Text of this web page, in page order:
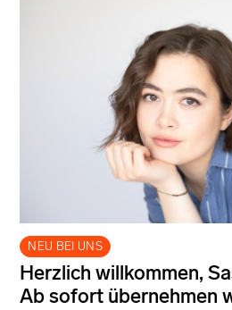
NEU BEI UNS
Herzlich willkommen,
Ab sofort übernehmen